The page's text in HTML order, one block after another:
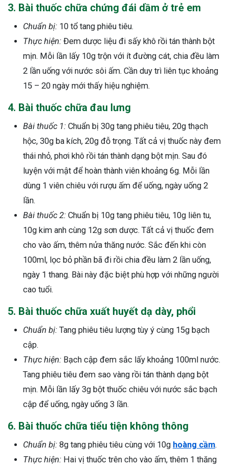
3. Bài thuốc chữa chứng đái dầm ở trẻ em
Chuẩn bị: 10 tổ tang phiêu tiêu.
Thực hiện: Đem dược liệu đi sấy khô rồi tán thành bột
mịn. Mỗi lần lấy 10g trộn với ít đường cát, chia đều làm
2 lần uống với nước sôi ấm. Cần duy trì liên tục khoảng
15 – 20 ngày mới thấy hiệu nghiệm.
4. Bài thuốc chữa đau lưng
Bài thuốc 1: Chuẩn bị 30g tang phiêu tiêu, 20g thạch
hộc, 30g ba kích, 20g đỗ trọng. Tất cả vị thuốc này đem
thái nhỏ, phơi khô rồi tán thành dạng bột mịn. Sau đó
luyện với mật để hoàn thành viên khoảng 6g. Mỗi lần
dùng 1 viên chiêu với rượu ấm để uống, ngày uống 2
lần.
Bài thuốc 2: Chuẩn bị 10g tang phiêu tiêu, 10g liên tu,
10g kim anh cùng 12g sơn dược. Tất cả vị thuốc đem
cho vào ấm, thêm nửa thăng nước. Sắc đến khi còn
100ml, lọc bỏ phần bã đi rồi chia đều làm 2 lần uống,
ngày 1 thang. Bài này đặc biệt phù hợp với những người
cao tuổi.
5. Bài thuốc chữa xuất huyết dạ dày, phổi
Chuẩn bị: Tang phiêu tiêu lượng tùy ý cùng 15g bạch
cập.
Thực hiện: Bạch cập đem sắc lấy khoảng 100ml nước.
Tang phiêu tiêu đem sao vàng rồi tán thành dạng bột
mịn. Mỗi lần lấy 3g bột thuốc chiêu với nước sắc bạch
cập để uống, ngày uống 3 lần.
6. Bài thuốc chữa tiểu tiện không thông
Chuẩn bị: 8g tang phiêu tiêu cùng với 10g hoàng cầm.
Thực hiện: Hai vị thuốc trên cho vào ấm, thêm 1 thăng